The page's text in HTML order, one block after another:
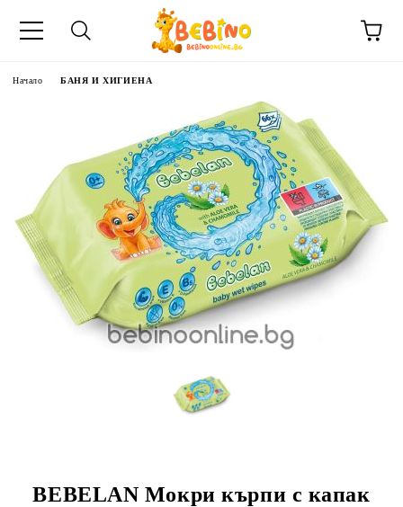
Начало БАНЯ И ХИГИЕНА
BEBELAN Мокри кърпи с капак